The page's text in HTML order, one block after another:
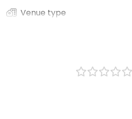
Venue type
Conference center